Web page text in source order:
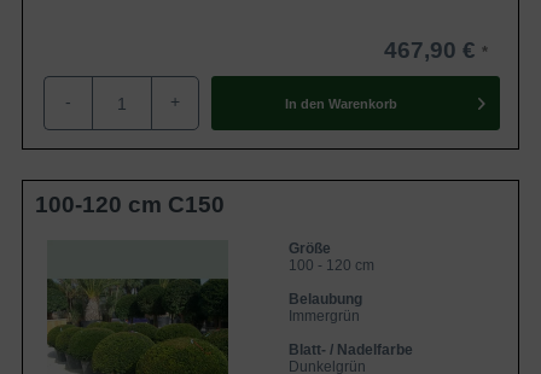
467,90 €
- + In den Warenkorb
100-120 cm C150
Größe
100 - 120 cm
Belaubung
Immergrün
Blatt- / Nadelfarbe
Dunkelgrün